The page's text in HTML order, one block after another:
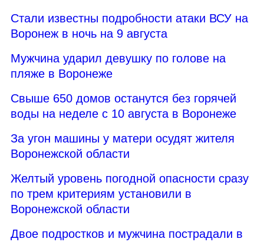
Стали известны подробности атаки ВСУ на
Воронеж в ночь на 9 августа
Мужчина ударил девушку по голове на
пляже в Воронеже
Свыше 650 домов останутся без горячей
воды на неделе с 10 августа в Воронеже
За угон машины у матери осудят жителя
Воронежской области
Желтый уровень погодной опасности сразу
по трем критериям установили в
Воронежской области
Двое подростков и мужчина пострадали в